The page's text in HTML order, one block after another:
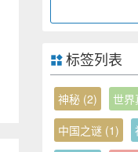
标签列表
神秘 (2) 世界
中国之谜 (1)